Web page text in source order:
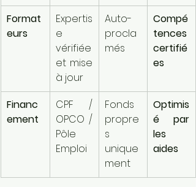
Format
eurs
Expertis
e
vérifiée
et mise
à jour
Auto-
procla
més
Compé
tences
certifié
es
Financ
ement
CPF /
OPCO /
Pôle
Emploi
Fonds
propre
s
unique
ment
Optimis
é par
les
aides